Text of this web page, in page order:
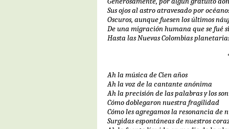
Sus ojos al astro atravesado por
Oscuros, aunque fuesen los últimos
De una migración humana que se fué
Hasta las Nuevas Colombias
Ah la música de Cien años
Ah la voz de la cantante anónima
Ah la precisión de las palabras y los
Cómo doblegaron nuestra fragilidad
Cómo les agregamos la resonancia de
Surgidas espontáneas de nuestros